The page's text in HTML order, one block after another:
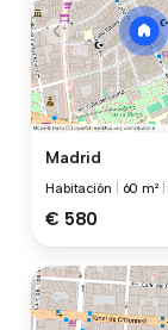
Madrid
Habitación 60 m²
€ 580